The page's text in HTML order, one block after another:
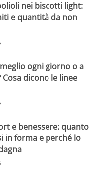
nei biscotti light:
e quantità da non
ogni giorno o a
Cosa dicono le linee
e benessere: quanto
in forma e perché lo